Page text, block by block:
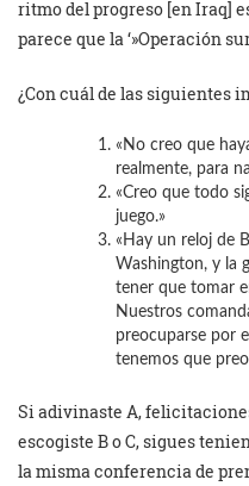
ritmo del progreso [en Iraq]
parece que la ‘»Operación
¿Con cuál de las siguientes
«No creo que
realmente, para
«Creo que todo
juego.»
«Hay un reloj de
Washington, y la
tener que tomar
Nuestros
preocuparse por
tenemos que
Si adivinaste A,
escogiste B o C, sigues
la misma conferencia de